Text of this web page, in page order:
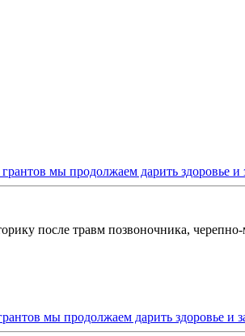
мы продолжаем дарить здоровье и
после травм позвоночника, черепно-
мы продолжаем дарить здоровье и